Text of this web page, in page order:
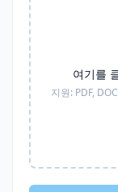
여기를
지원: PDF,